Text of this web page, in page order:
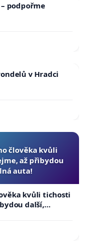
podpořme
v Hradci
člověka kvůli
až přibydou
auta!
kvůli tichosti
další,